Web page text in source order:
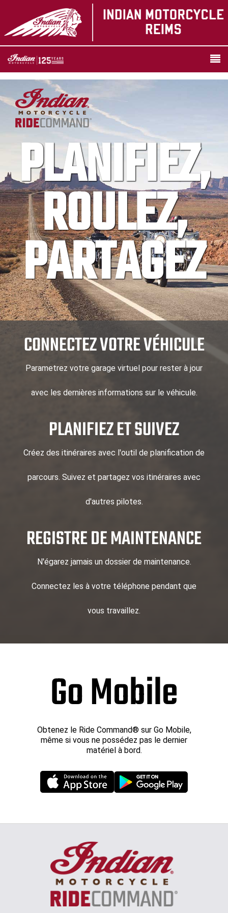
PLANIFIEZ,
ROULEZ,
PARTAGEZ
CONNECTEZ VOTRE VÉHICULE
Parametrez votre garage virtuel pour rester à jour
avec les dernières informations sur le véhicule.
PLANIFIEZ ET SUIVEZ
Créez des itinéraires avec l'outil de planification de
parcours. Suivez et partagez vos itinéraires avec
d'autres pilotes.
REGISTRE DE MAINTENANCE
N'égarez jamais un dossier de maintenance.
Connectez les à votre téléphone pendant que
vous travaillez.
Go Mobile
Obtenez le Ride Command® sur Go Mobile,
même si vous ne possédez pas le dernier
matériel à bord.